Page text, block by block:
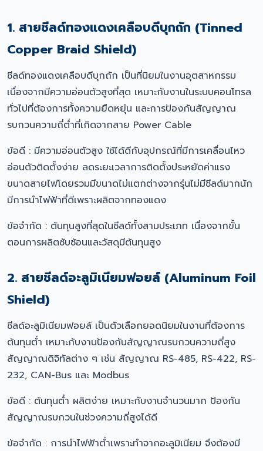
1. สายชีลด์ทองแดงเคลือบดีบุกถัก (Tinned
Copper Braid Shield)
ชีลด์ทองแดงเคลือบดีบุกถัก เป็นที่นิยมในงานอุตสาหกรรม
เนื่องจากมีความอ่อนตัวสูงที่สุด เหมาะกับงานในระบบคอนโทรล
ทั่วไปที่ต้องการทั้งความยืดหยุ่น และการป้องกันสัญญาณ
รบกวนความถี่ต่ำที่เกิดจากสาย Power Cable
ข้อดี : มีความอ่อนตัวสูง ใช้ได้ดีกับอุปกรณ์ที่มีการเคลื่อนไหว
อ่อนตัวติดตั้งง่าย ลดระยะเวลาการติดตั้งประหยัดค่าแรง
ขนาดสายไฟโดยรวมมีขนาดไม่แตกต่างจากรุ่นไม่มีชีลด์มากนัก
มีการนำไฟฟ้าที่ดีเพราะผลิตจากทองแดง
ข้อจำกัด : ต้นทุนสูงที่สุดในชีลด์ทั้งสามประเภท เนื่องจากขั้น
ตอนการผลิตซับซ้อนและวัสดุมีต้นทุนสูง
2. สายชีลด์อะลูมิเนียมฟอยล์ (Aluminum Foil
Shield)
ชีลด์อะลูมิเนียมฟอยล์ เป็นตัวเลือกยอดนิยมในงานที่ต้องการ
ต้นทุนต่ำ เหมาะกับงานป้องกันสัญญาณรบกวนความถี่สูง
สัญญาณดิจิทัลต่าง ๆ เช่น สัญญาณ RS-485, RS-422, RS-
232, CAN-Bus และ Modbus
ข้อดี : ต้นทุนต่ำ ผลิตง่าย เหมาะกับงานจำนวนมาก ป้องกัน
สัญญาณรบกวนในช่วงความถี่สูงได้ดี
ข้อจำกัด : การนำไฟฟ้าต่ำเพราะทำจากอะลูมิเนียม จึงต้องมี